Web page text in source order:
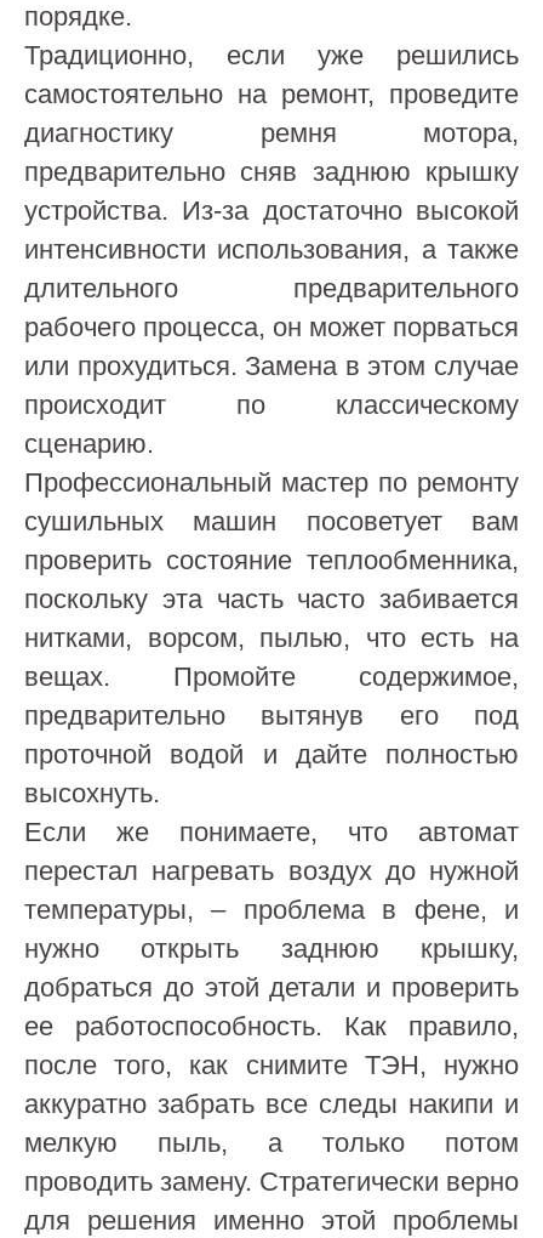
порядке.
Традиционно, если уже решились
самостоятельно на ремонт, проведите
диагностику ремня мотора,
предварительно сняв заднюю крышку
устройства. Из-за достаточно высокой
интенсивности использования, а также
длительного предварительного
рабочего процесса, он может порваться
или прохудиться. Замена в этом случае
происходит по классическому
сценарию.
Профессиональный мастер по ремонту
сушильных машин посоветует вам
проверить состояние теплообменника,
поскольку эта часть часто забивается
нитками, ворсом, пылью, что есть на
вещах. Промойте содержимое,
предварительно вытянув его под
проточной водой и дайте полностью
высохнуть.
Если же понимаете, что автомат
перестал нагревать воздух до нужной
температуры, – проблема в фене, и
нужно открыть заднюю крышку,
добраться до этой детали и проверить
ее работоспособность. Как правило,
после того, как снимите ТЭН, нужно
аккуратно забрать все следы накипи и
мелкую пыль, а только потом
проводить замену. Стратегически верно
для решения именно этой проблемы